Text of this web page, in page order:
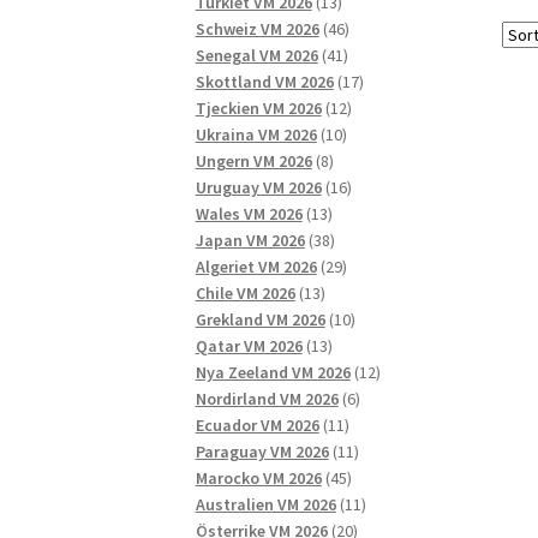
produkter
Schweiz VM 2026 4646
produkter
Senegal VM 2026 4141
produkter
Skottland VM 2026 1717
Tjeckien VM 2026 1212
produkter
Ukraina VM 2026 1010
Ungern VM 2026 88
produkter
Uruguay VM 2026 1616
Wales VM 2026 1313
produkter
Japan VM 2026 3838
produkter
Algeriet VM 2026 2929
Chile VM 2026 1313
produkter
Grekland VM 2026 1010
Qatar VM 2026 1313
produkter
Nya Zeeland VM 2026 1212
Nordirland VM 2026 66
Ecuador VM 2026 1111
produkter
Paraguay VM 2026 1111
Marocko VM 2026 4545
produkter
Australien VM 2026 1111
Österrike VM 2026 2020